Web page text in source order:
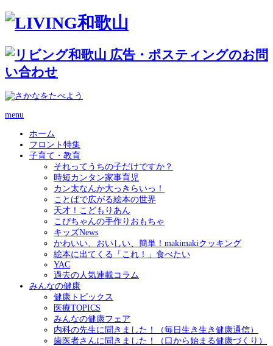
menu
ホーム
フロント特集
子育て・教育
それってうちの子だけですか？
時短カンタン家事育児
カン太なんか大っきらいっ！
ことばで広がる絵本の世界
天才！こどもりあん
こぴちゃんの手作りおもちゃ
キッズNews
かわいい、おいしい、簡単！makimakiクッキング
絵本に出てくる「これ！」食べたい
YAC
過去の人気連載コラム
みんなの健康
健康トピックス
医療TOPICS
みんなの健康フェア
内科の先生に聞きました！（毎日生き生き健康通信）
歯医者さんに聞きました！（口から始まる健康づくり）